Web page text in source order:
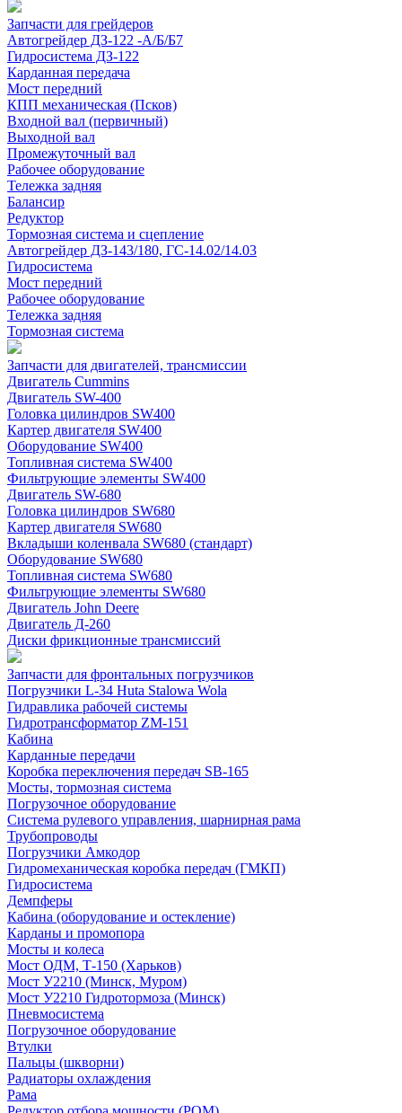
Запчасти для грейдеров
Автогрейдер ДЗ-122 -А/Б/Б7
Гидросистема ДЗ-122
Карданная передача
Мост передний
КПП механическая (Псков)
Входной вал (первичный)
Выходной вал
Промежуточный вал
Рабочее оборудование
Тележка задняя
Балансир
Редуктор
Тормозная система и сцепление
Автогрейдер ДЗ-143/180, ГС-14.02/14.03
Гидросистема
Мост передний
Рабочее оборудование
Тележка задняя
Тормозная система
Запчасти для двигателей, трансмиссии
Двигатель Cummins
Двигатель SW-400
Головка цилиндров SW400
Картер двигателя SW400
Оборудование SW400
Топливная система SW400
Фильтрующие элементы SW400
Двигатель SW-680
Головка цилиндров SW680
Картер двигателя SW680
Вкладыши коленвала SW680 (стандарт)
Оборудование SW680
Топливная система SW680
Фильтрующие элементы SW680
Двигатель John Deere
Двигатель Д-260
Диски фрикционные трансмиссий
Запчасти для фронтальных погрузчиков
Погрузчики L-34 Huta Stalowa Wola
Гидравлика рабочей системы
Гидротрансформатор ZM-151
Кабина
Карданные передачи
Коробка переключения передач SB-165
Мосты, тормозная система
Погрузочное оборудование
Система рулевого управления, шарнирная рама
Трубопроводы
Погрузчики Амкодор
Гидромеханическая коробка передач (ГМКП)
Гидросистема
Демпферы
Кабина (оборудование и остекление)
Карданы и промопора
Мосты и колеса
Мост ОДМ, Т-150 (Харьков)
Мост У2210 (Минск, Муром)
Мост У2210 Гидротормоза (Минск)
Пневмосистема
Погрузочное оборудование
Втулки
Пальцы (шкворни)
Радиаторы охлаждения
Рама